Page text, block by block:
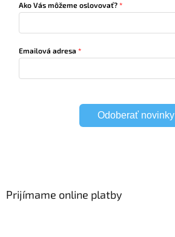
Ako Vás môžeme oslovovať?
Emailová adresa
Odoberať novinky
Prijímame online platby